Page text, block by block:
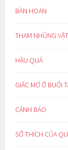
BÀN HOÀN
THAM NHŨNG
HẬU QUẢ
GIẤC MƠ Ở BUỔI
CẢNH BÁO
SỞ THÍCH CỦA